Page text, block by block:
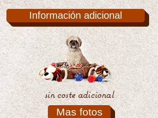
Información adicional
sin coste adicional
Mas fotos